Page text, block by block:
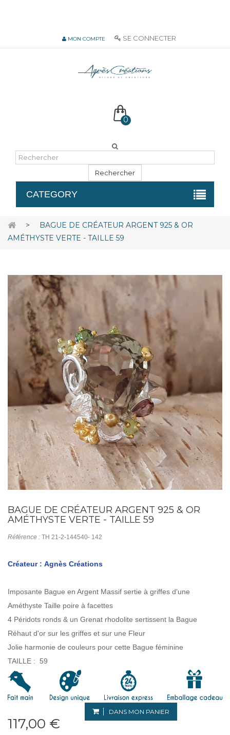
MON COMPTE SE CONNECTER
0
Rechercher
CATEGORY
>
BAGUE DE CRÉATEUR ARGENT 925 & OR
AMÉTHYSTE VERTE - TAILLE 59
BAGUE DE CRÉATEUR ARGENT 925 & OR
AMÉTHYSTE VERTE - TAILLE 59
Référence : TH 21-2-144540- 142
Créateur : Agnès Créations
Imposante Bague en Argent Massif sertie à griffes d'une
Améthyste Taille poire à facettes
4 Péridots ronds & un Grenat rhodolite sertissent la Bague
Réhaut d'or sur les griffes et sur une Fleur
Jolie harmonie de couleurs pour cette Bague féminine
TAILLE : 59
117,00 €
DANS MON PANIER